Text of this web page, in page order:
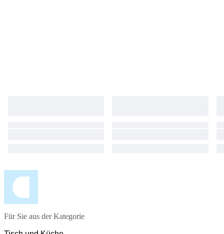
Für Sie aus der Kategorie